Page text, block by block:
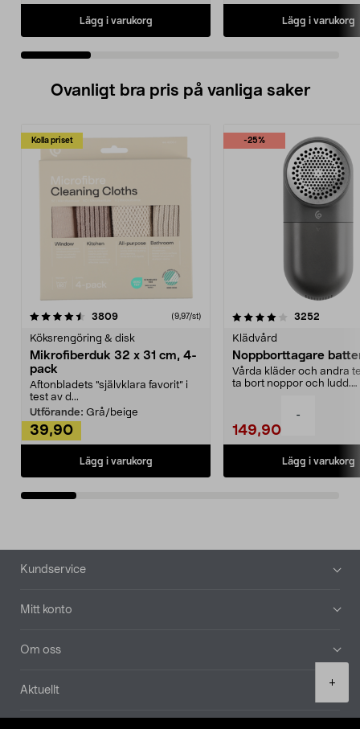
-
+
Lägg i varukorg Lägg i varukorg
Ovanligt bra pris på vanliga saker
Kolla priset
3809recensioner (9,97/st)
Köksrengöring & disk
Mikrofiberduk 32 x 31 cm, 4-
pack
Aftonbladets "självklara favorit” i
test av d...
Utförande: Grå/beige
39,90
Lägg i varukorg
-25%
4.0av 5 stjärnor 3252
Klädvård
Noppborttagare
Vårda kläder och andra
ta bort noppor och ludd.
149,90
Lägg i varukorg
4.5av 5 stjärnor
Sidfot
Kundservice
Mitt konto
Om oss
Aktuellt